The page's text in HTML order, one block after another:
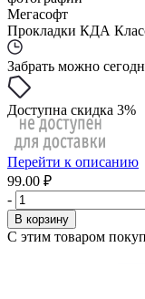
Мегасофт
Прокладки КДА
Забрать можно
Доступна скидка 3%
Перейти к описанию
99.00 ₽
-
В корзину
С этим товаром